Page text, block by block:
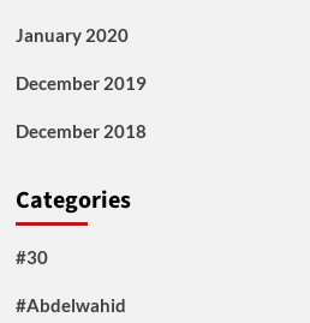
January 2020
December 2019
December 2018
Categories
#30
#Abdelwahid